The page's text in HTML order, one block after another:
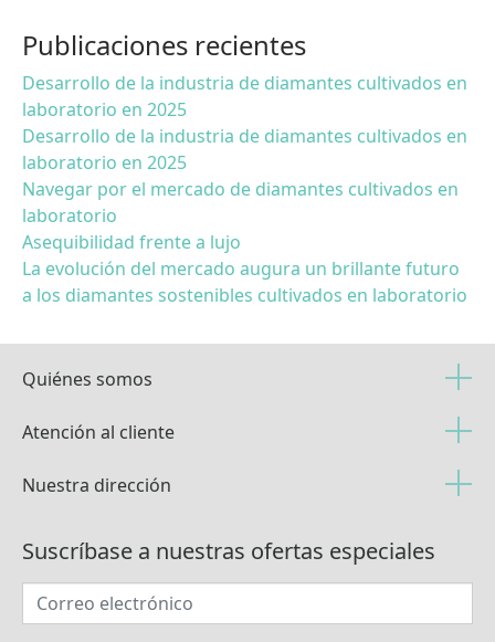
Publicaciones recientes
Desarrollo de la industria de diamantes cultivados en
laboratorio en 2025
Desarrollo de la industria de diamantes cultivados en
laboratorio en 2025
Navegar por el mercado de diamantes cultivados en
laboratorio
Asequibilidad frente a lujo
La evolución del mercado augura un brillante futuro
a los diamantes sostenibles cultivados en laboratorio
Quiénes somos
Atención al cliente
Nuestra dirección
Suscríbase a nuestras ofertas especiales